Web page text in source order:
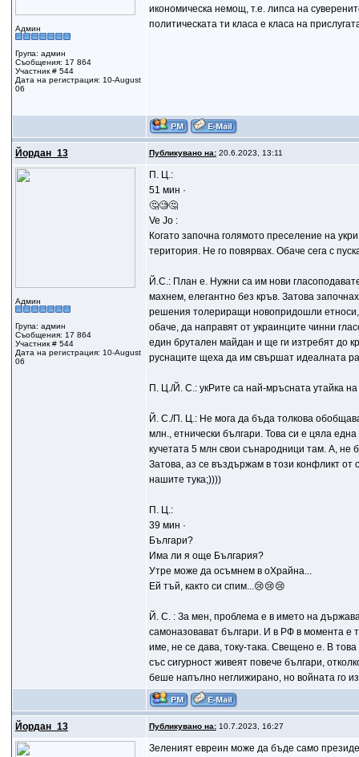
Админ
Група: админ
Съобщения: 17 864
Участник # 544
Дата на регистрация: 10-August
06
икономическа немощ, т.е. липса на
политическата ти класа е класа на
Йордан_13 Публикувано на:20.6.2023, 13:11
Админ
Група: админ
Съобщения: 17 864
Участник # 544
Дата на регистрация: 10-August
06
П. Ц.:
51 мин ·
🤔🧐🤔
Ve Jo :
Когато започна голямото преселение на
територия. Не го повярвах. Обаче сега с
Й.С.: План е. Нужни са им нови
махнем, елегантно без кръв. Затова
решения толериращи новопридошли етноси,
обаче, да направят от украинците чинни
един брутален майдан и ще ги изтребят до
руснаците щеха да им свършат идеалната
П. Ц./Й. С.: укРите са най-мръсната утайка
Й. С./П. Ц.: Не мога да бъда толкова
млн., етнически българи. Това си е цяла
кучетата 5 млн свои сънародници там. А, не
Затова, аз се въздържам в този конфликт
нашите тука;))))
П. Ц.:
39 мин ·
Българи?
Има ли я още България?
Утре може да осъмнем в оХрайна...
Ей тъй, както си спим...😢😢😢
Й. С. : За мен, проблема е в името на
самоназовават българи. И в РФ в момента е
име, не се дава, току-така. Свещено е. В
със сигурност живеят повече българи,
беше напълно неглижирано, но войната го
Йордан_13 Публикувано на:10.7.2023, 16:27
Зеленият евреин може да бъде само